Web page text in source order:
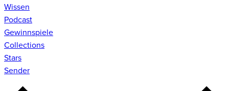
Wissen
Podcast
Gewinnspiele
Collections
Stars
Sender